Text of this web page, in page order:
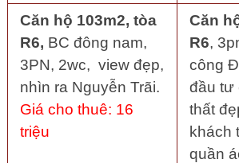
Căn hộ 103m2, tòa
R6, BC đông nam,
3PN, 2wc, view đẹp,
nhìn ra Nguyễn Trãi.
Giá cho thuê: 16
triệu
Căn
R6,
công
đầu tư
thất
khách
quần